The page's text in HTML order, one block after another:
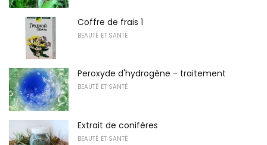
Coffre de frais 1
BEAUTÉ ET SANTÉ
Peroxyde d'hydrogène - traitement
BEAUTÉ ET SANTÉ
Extrait de conifères
BEAUTÉ ET SANTÉ